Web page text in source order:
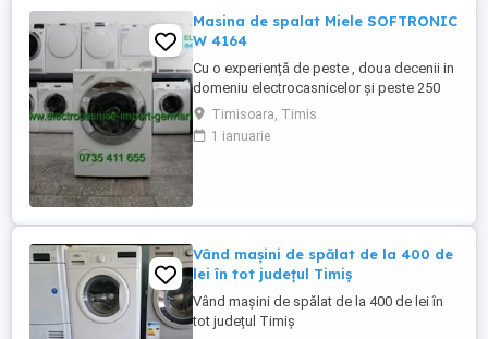
Masina de spalat Miele SOFTRONIC
W 4164
Cu o experiență de peste , doua decenii in
domeniu electrocasnicelor și peste 250
produse pe stoc ! La noi găsiți mașina de
spălat rufe Miele SOFTRONIC W 4164 cu
încărcare frontală, adusa din Germania în
Timisoara, Timis
1 ianuarie
Vând mașini de spălat de la 400 de
lei în tot județul Timiș
Vând mașini de spălat de la 400 de lei în
tot județul Timiș